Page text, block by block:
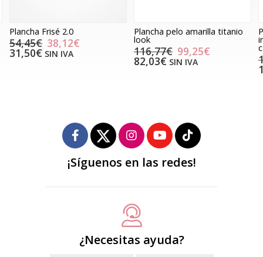
Plancha Frisé 2.0
54,45€ 38,12€
31,50€ SIN IVA
Plancha pelo amarilla titanio
look
116,77€ 99,25€
82,03€ SIN IVA
¡Síguenos en las redes!
¿Necesitas ayuda?